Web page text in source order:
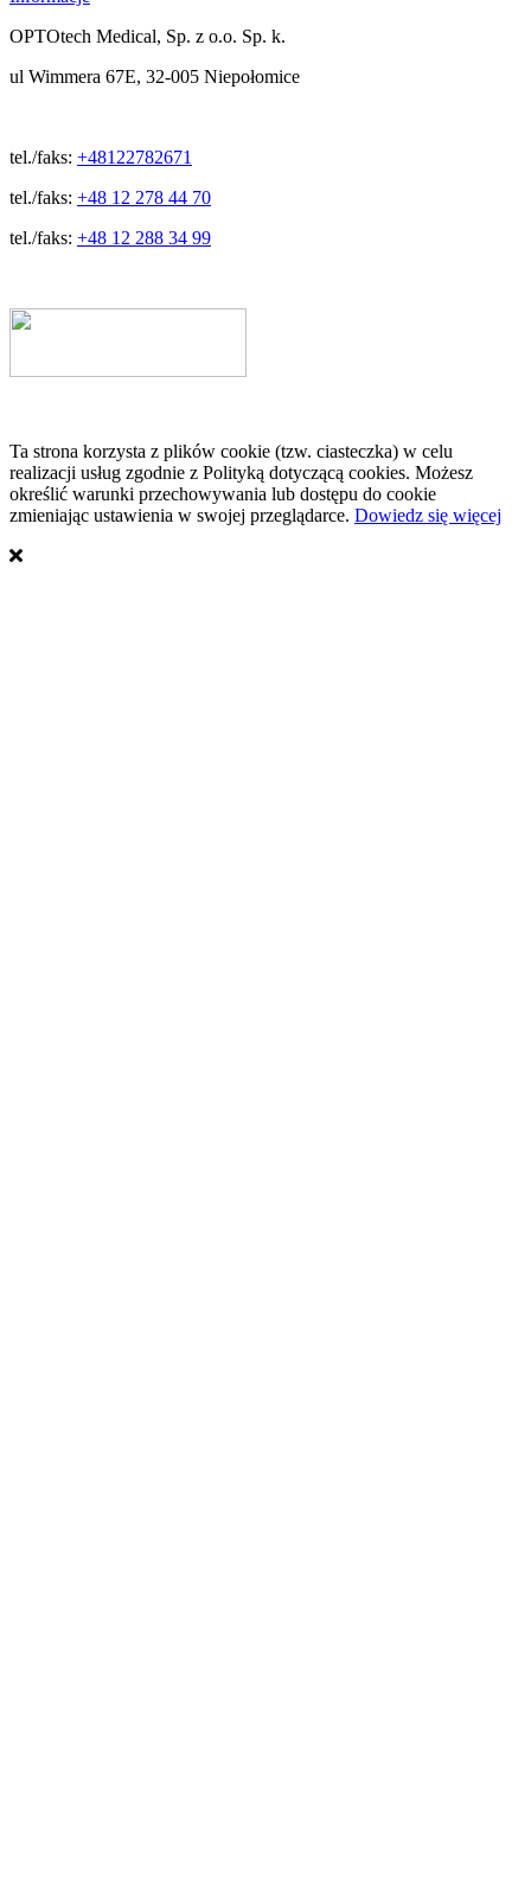
OPTOtech Medical, Sp. z o.o. Sp. k.
ul Wimmera 67E, 32-005 Niepołomice
tel./faks: +48122782671
tel./faks: +48 12 278 44 70
tel./faks: +48 12 288 34 99
Ta strona korzysta z plików cookie (tzw. ciasteczka) w celu
realizacji usług zgodnie z Polityką dotyczącą cookies. Możesz
określić warunki przechowywania lub dostępu do cookie
zmieniając ustawienia w swojej przeglądarce. Dowiedz się więcej